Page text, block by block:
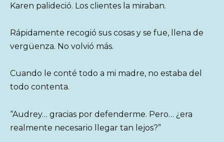
Karen palideció. Los clientes la miraban.
Rápidamente recogió sus cosas y se fue, llena de
vergüenza. No volvió más.
Cuando le conté todo a mi madre, no estaba del
todo contenta.
“Audrey… gracias por defenderme. Pero… ¿era
realmente necesario llegar tan lejos?”